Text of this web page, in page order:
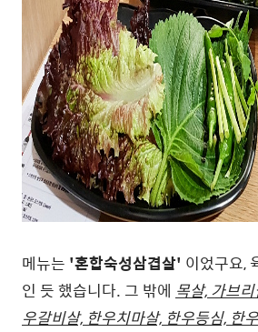
메뉴는 '혼합숙성삼겹살' 이었구요,
인 듯 했습니다. 그 밖에 목살, 가브
우갈비살, 한우치마살, 한우등심, 한